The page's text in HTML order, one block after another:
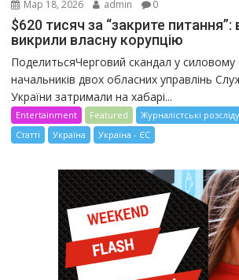
Мар 18, 2026 admin 0
$620 тисяч за “закрите
викрили власну корупцію
ПоделитьсяЧерговий скандал у силовому
начальників двох обласних управлінь
України затримали на хабарі...
Entertainment Featured Журналістські
Статті
Україна Україна - ЄС